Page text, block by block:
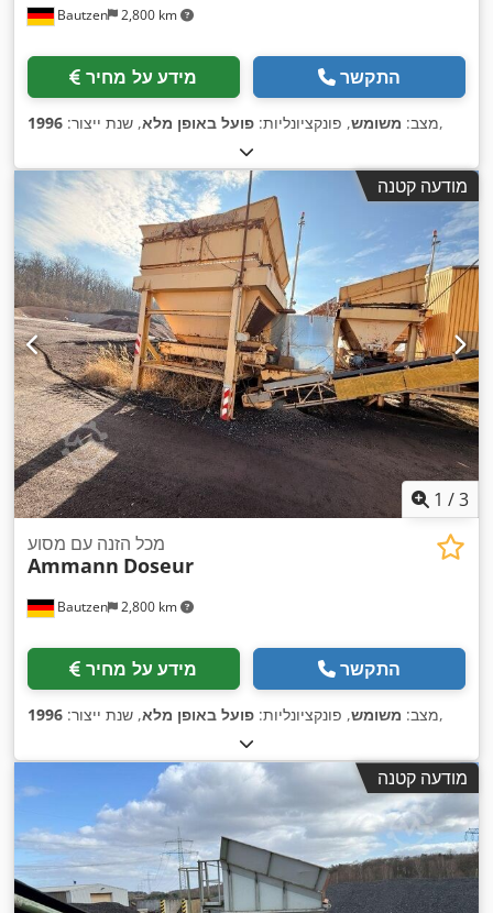
Bautzen 2,800 km
מידע על מחיר התקשר
מצב: משומש, פונקציונליות: פועל באופן מלא, שנת ייצור: 1996 ,
מודעה קטנה
1 /3
Bautzen 2,800 km
מכל הזנה עם מסוע
Ammann Doseur
מידע על מחיר התקשר
מצב: משומש, פונקציונליות: פועל באופן מלא, שנת ייצור: 1996 ,
מודעה קטנה